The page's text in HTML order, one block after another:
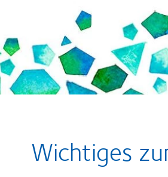
Wichtiges